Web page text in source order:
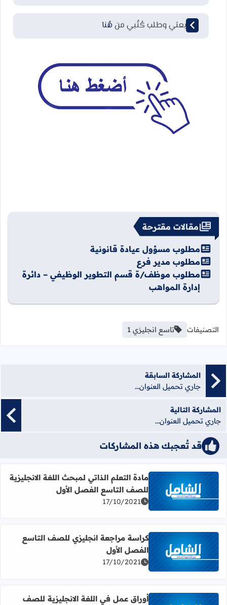
لمتابعتي وطلب كُتُبي من هُنا
مقالات مقترحة
مطلوب مسؤول عيادة قانونية
مطلوب مدير فرع
مطلوب موظف/ة قسم التطوير الوظيفي – دائرة
إدارة المواهب
التصنيفات تاسع انجليزي 1
المشاركة السابقة
جاري تحميل العنوان...
المشاركة التالية
جاري تحميل العنوان...
قد تُعجبك هذه المشاركات
اقرأ المزيد عن مادة التعلم الذاتي لمبحث اللغة الانجليزية
مادة التعلم الذاتي لمبحث اللغة الانجليزية
للصف التاسع الفصل الأول
17/10/2021
اقرأ المزيد عن كراسة مراجعة انجليزي للصف التاسع الفصل
كراسة مراجعة انجليزي للصف التاسع
الفصل الأول
17/10/2021
أوراق عمل في اللغة الانجليزية للصف